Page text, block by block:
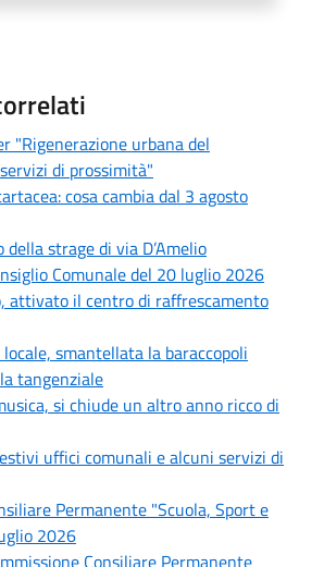
"Rigenerazione urbana del
di prossimità"
cosa cambia dal 3 agosto
strage di via D’Amelio
Comunale del 20 luglio 2026
attivato il centro di raffrescamento
smantellata la baraccopoli
tangenziale
si chiude un altro anno ricco di
uffici comunali e alcuni servizi di
Permanente "Scuola, Sport e
2026
Consiliare Permanente